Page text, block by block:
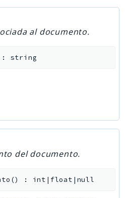
al documento.
: string
del documento.
() : int|float|null